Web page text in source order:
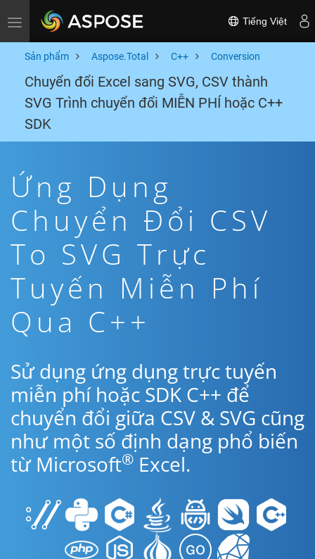
Toggle navigation Tiếng Việt
Sản phẩm Aspose.Total C++ Conversion
Chuyển đổi Excel sang SVG, CSV thành
SVG Trình chuyển đổi MIỄN PHÍ hoặc C++
SDK
Ứng Dụng
Chuyển Đổi CSV
To SVG Trực
Tuyến Miễn Phí
Qua C++
Sử dụng ứng dụng trực tuyến
miễn phí hoặc SDK C++ để
chuyển đổi giữa CSV & SVG cũng
như một số định dạng phổ biến
từ Microsoft® Excel.